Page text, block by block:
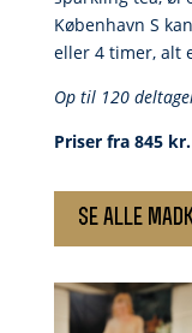
København S
eller 4 timer, alt
Op til 120
Priser fra 845
se alle